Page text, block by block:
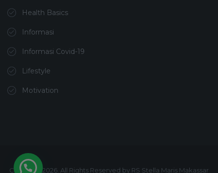
Health Basics
Informasi
Informasi Covid-19
Lifestyle
Motivation
Copyright 2026. All Rights Reserved by RS Stella Maris Makassar